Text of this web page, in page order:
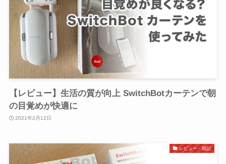
【レビュー】生活の質が向上 SwitchBotカーテンで朝
の目覚めが快適に
2021年2月12日
レビュー・雑記